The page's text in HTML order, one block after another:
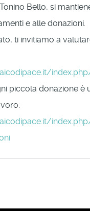
Bello, si
e alle donazioni.
ti invitiamo a
piccola donazione è